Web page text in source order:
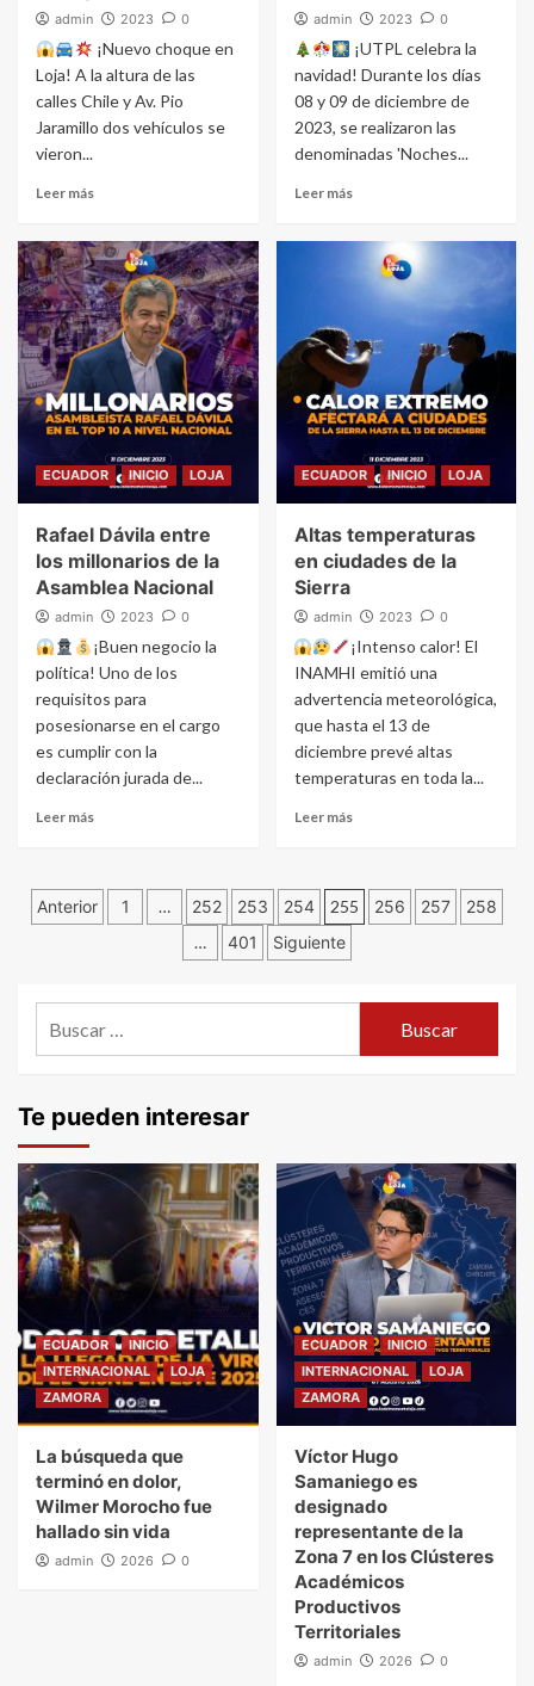
admin 2023 0
¡Nuevo choque en
Loja! A la altura de las
calles Chile y Av. Pio
Jaramillo dos vehículos se
vieron...
Leer más
admin 2023 0
¡UTPL celebra la
navidad! Durante los días
08 y 09 de diciembre de
2023, se realizaron las
denominadas 'Noches...
Leer más
ECUADOR INICIO LOJA
Rafael Dávila entre
los millonarios de la
Asamblea Nacional
admin 2023 0
¡Buen negocio la
política! Uno de los
requisitos para
posesionarse en el cargo
es cumplir con la
declaración jurada de...
Leer más
ECUADOR INICIO LOJA
Altas temperaturas
en ciudades de la
Sierra
admin 2023 0
¡Intenso calor! El
INAMHI emitió una
advertencia meteorológica,
que hasta el 13 de
diciembre prevé altas
temperaturas en toda la...
Leer más
Navegación
entradas
Anterior 1 … 252 253 254 255 256 257
258
…
401 Siguiente
Te pueden interesar
ECUADOR
INICIO
INTERNACIONAL
LOJA
ZAMORA
La búsqueda que
terminó en dolor,
Wilmer Morocho fue
hallado sin vida
admin 2026 0
ECUADOR
INICIO
INTERNACIONAL
LOJA
ZAMORA
Víctor Hugo
Samaniego es
designado
representante de la
Zona 7 en los Clústeres
Académicos
Productivos
Territoriales
admin 2026 0